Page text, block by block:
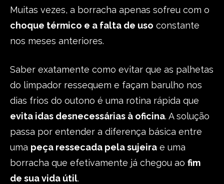
Muitas vezes, a borracha apenas sofreu com o
choque térmico e a falta de uso constante
nos meses anteriores.
Saber exatamente como evitar que as palhetas
do limpador ressequem e façam barulho nos
dias frios do outono é uma rotina rápida que
evita idas desnecessárias à oficina. A solução
passa por entender a diferença básica entre
uma peça ressecada pela sujeira e uma
borracha que efetivamente já chegou ao fim
de sua vida útil.